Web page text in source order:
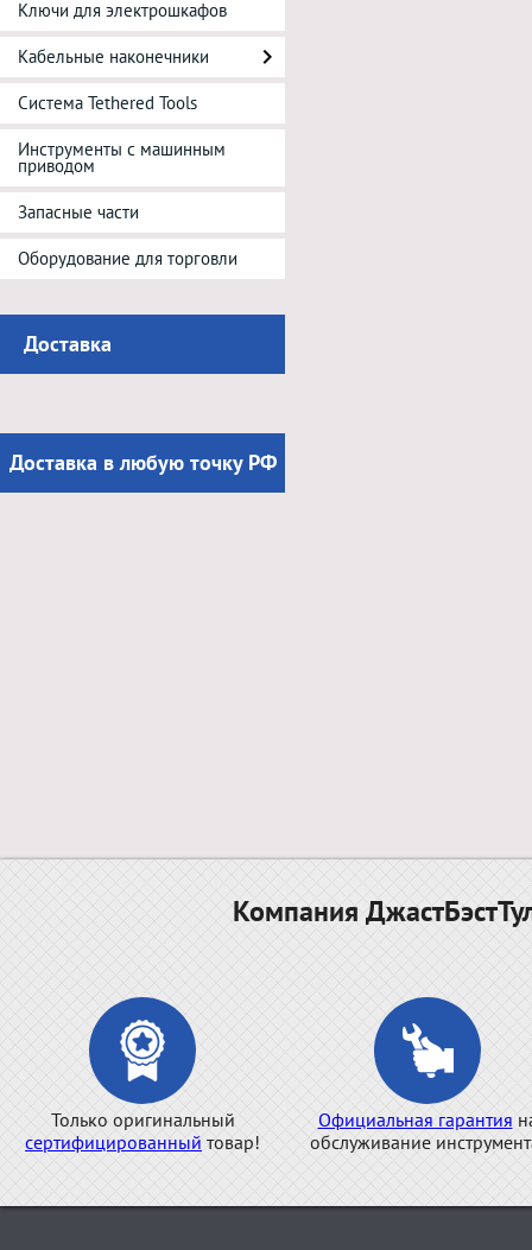
Ключи для электрошкафов
Кабельные наконечники
Система Tethered Tools
Инструменты с машинным
приводом
Запасные части
Оборудование для торговли
Доставка
Доставка в любую точку РФ
Компания
Только оригинальный
сертифицированный товар!
Официальная гарантия
обслуживание